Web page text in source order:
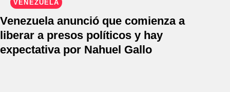
VENEZUELA
Venezuela anunció que comienza a
liberar a presos políticos y hay
expectativa por Nahuel Gallo